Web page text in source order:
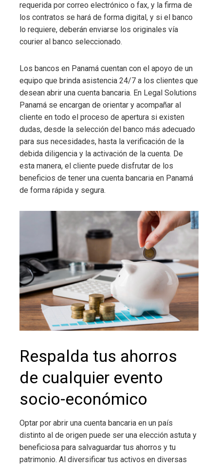
requerida por correo electrónico o fax, y la firma de
los contratos se hará de forma digital, y si el banco
lo requiere, deberán enviarse los originales vía
courier al banco seleccionado.
Los bancos en Panamá cuentan con el apoyo de un
equipo que brinda asistencia 24/7 a los clientes que
desean abrir una cuenta bancaria. En Legal Solutions
Panamá se encargan de orientar y acompañar al
cliente en todo el proceso de apertura si existen
dudas, desde la selección del banco más adecuado
para sus necesidades, hasta la verificación de la
debida diligencia y la activación de la cuenta. De
esta manera, el cliente puede disfrutar de los
beneficios de tener una cuenta bancaria en Panamá
de forma rápida y segura.
Respalda tus ahorros
de cualquier evento
socio-económico
Optar por abrir una cuenta bancaria en un país
distinto al de origen puede ser una elección astuta y
beneficiosa para salvaguardar tus ahorros y tu
patrimonio. Al diversificar tus activos en diversas